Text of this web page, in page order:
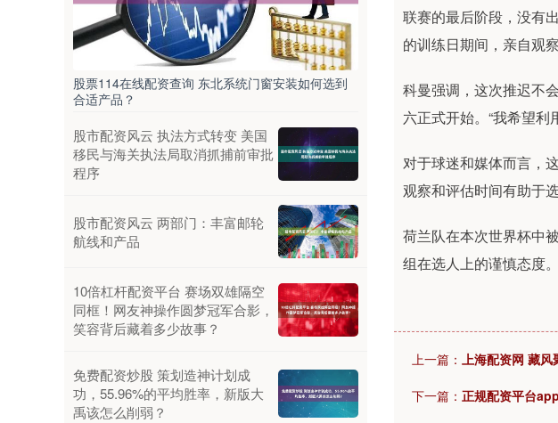
联赛的最后阶段，没有
的训练日期间，亲自观
科曼强调，这次推迟不
六正式开始。“我希望利
对于球迷和媒体而言，
观察和评估时间有助于
荷兰队在本次世界杯中
组在选人上的谨慎态度。
上一篇： 上海配资网 藏风
下一篇： 正规配资平台
股票114在线配资查询 东北系统门窗安装如何选到
合适产品？
股市配资风云 执法方式转变 美国
移民与海关执法局取消抓捕前审批
程序
股市配资风云 两部门：丰富邮轮
航线和产品
10倍杠杆配资平台 赛场双雄隔空
同框！网友神操作圆梦冠军合影，
笑容背后藏着多少故事？
免费配资炒股 策划造神计划成
功，55.96%的平均胜率，新版大
禹该怎么削弱？